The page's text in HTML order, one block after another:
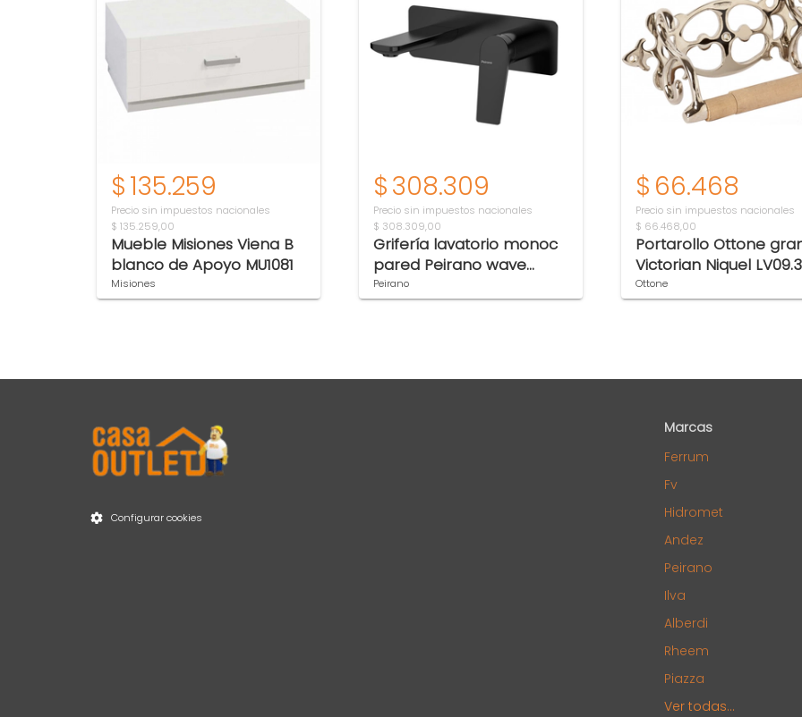
$135.259
Precio sin impuestos nacionales
$ 135.259,00
Mueble Misiones Viena B
blanco de Apoyo MU1081
Misiones
$308.309
Precio sin impuestos nacionales
$ 308.309,00
Grifería lavatorio monoc
pared Peirano wave
black alto 63-168N
Peirano
$ 66.468
Precio sin impuestos nacionales
$ 66.468,00
Portarollo Ottone
Victorian Niquel LV09.3
Ottone
Configurar cookies
Marcas
Ferrum
Fv
Hidromet
Andez
Peirano
Ilva
Alberdi
Rheem
Piazza
Ver todas...